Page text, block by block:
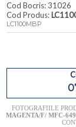
Cod Bocris: 31026
Cod Produs:
LC1100MBP
FOTOGRAFIILE
MAGENTA/F/ MFC-